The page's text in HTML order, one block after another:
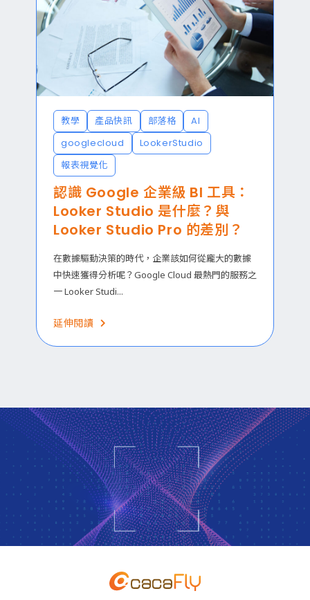
教學 產品快訊 部落格
AI
googlecloud
LookerStudio
報表視覺化
認識 Google 企業級 BI 工具：
Looker Studio 是什麼？與
Looker Studio Pro 的差別？
在數據驅動決策的時代，企業該如何從龐大的數據
中快速獲得分析呢？Google Cloud 最熱門的服務之
一 Looker Studi...
延伸閱讀